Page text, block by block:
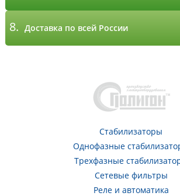
8. Доставка по всей России
Стабилизаторы
Однофазные
Трехфазные
Сетевые фильтры
Реле и автоматика